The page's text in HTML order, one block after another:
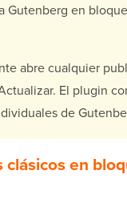
Gutenberg en
abre cualquier
El plugin
de
en